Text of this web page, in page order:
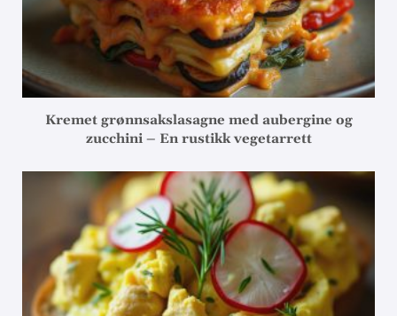
Kremet grønnsakslasagne med aubergine og
zucchini – En rustikk vegetarrett